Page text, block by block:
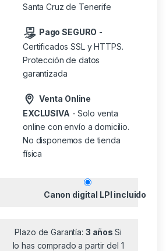
Santa Cruz de Tenerife
Pago SEGURO -
Certificados SSL y HTTPS.
Protección de datos
garantizada
Venta Online
EXCLUSIVA - Solo venta
online con envío a domicilio.
No disponemos de tienda
física
Canon digital LPI incluido
Plazo de Garantía: 3 años Si
lo has comprado a partir del 1